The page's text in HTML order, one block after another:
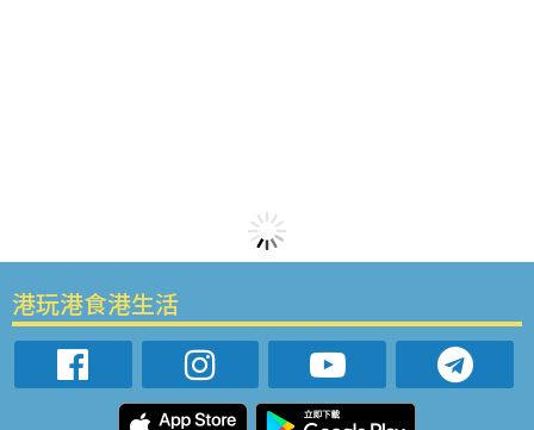
港玩港食港生活